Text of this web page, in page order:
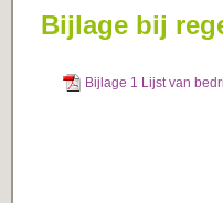
Bijlage bij
Bijlage 1 Lijst van